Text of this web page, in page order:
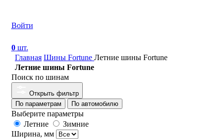
Войти
0шт.
Главная Шины Fortune Летние шины Fortune
Летние шины Fortune
Поиск по шинам
Открыть фильтр
По параметрам
По автомобилю
Выберите параметры
Летние
Зимние
Ширина, мм